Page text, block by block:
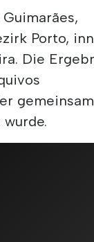
Guimarães,
Porto,
Die